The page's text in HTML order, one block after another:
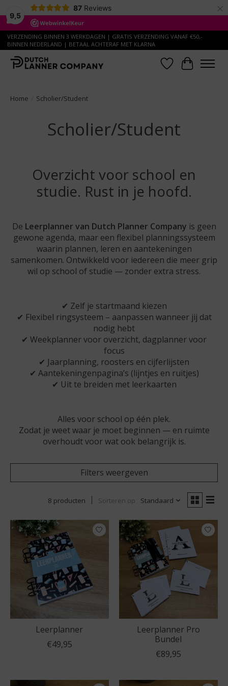
9,5
87 Reviews ×
VERZENDING BINNEN 3 WERKDAGEN | GRATIS VERZENDING VANAF €50,-
BINNEN NEDERLAND | BETAAL ACHTERAF MET KLARNA
Verlanglijst
Home Scholier/Student
Scholier/Student
Overzicht voor school en
studie. Rust in je hoofd.
De Leerplanner van Dutch Planner Company is geen
gewone agenda, maar een flexibel planningssysteem
waarin plannen, leren en aantekeningen
samenkomen. Ontwikkeld voor iedereen die meer grip
wil op school of studie — zonder extra stress.
✔ Zelf je startmaand kiezen
✔ Flexibel ringsysteem – aanpassen wanneer jij dat
nodig hebt
✔ Weekplanner voor overzicht, dagplanner voor
focus
✔ Jaarplanning, roosters en cijferlijsten
✔ Aantekeningenpagina’s (lijntjes en ruitjes)
✔ Uit te breiden met leerkaarten
Alles voor school op één plek.
Zodat je weet waar je moet beginnen — en ruimte
overhoudt voor wat ook belangrijk is.
Filters weergeven
8 producten Sorteren op Standaard
Leerplanner
€49,95
Leerplanner Pro
Bundel
€89,95